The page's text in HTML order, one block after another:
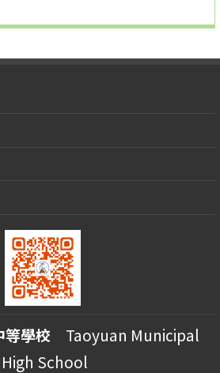
等學校 Taoyuan Municipal
School